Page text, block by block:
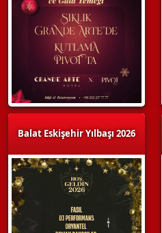
Balat Eskişehir Yılbaşı 2026